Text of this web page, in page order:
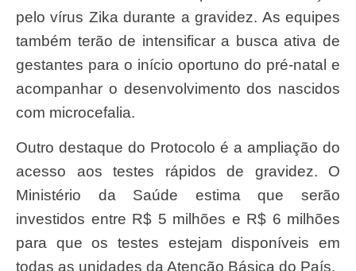
pelo vírus Zika durante a gravidez. As equipes
também terão de intensificar a busca ativa de
gestantes para o início oportuno do pré-natal e
acompanhar o desenvolvimento dos nascidos
com microcefalia.
Outro destaque do Protocolo é a ampliação do
acesso aos testes rápidos de gravidez. O
Ministério da Saúde estima que serão
investidos entre R$ 5 milhões e R$ 6 milhões
para que os testes estejam disponíveis em
todas as unidades da Atenção Básica do País.